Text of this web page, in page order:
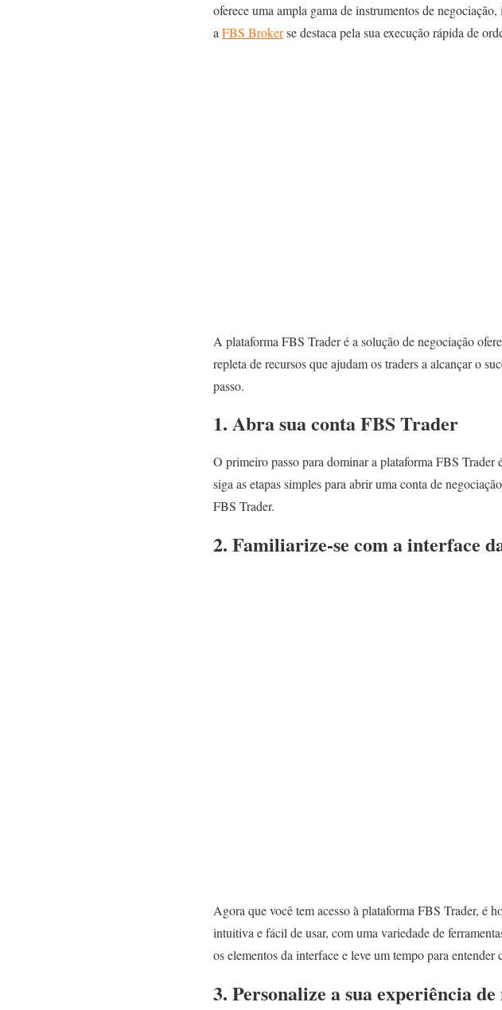
oferece uma ampla gama de instrumentos de
a FBS Brokerse destaca pela sua execução rápida de
A plataforma FBS Trader é a solução de negociação
repleta de recursos que ajudam os traders a alcançar o
passo.
1. Abra sua conta FBS Trader
O primeiro passo para dominar a plataforma FBS
siga as etapas simples para abrir uma conta de
FBS Trader.
2. Familiarize-se com a interface
Agora que você tem acesso à plataforma FBS Trader, é
intuitiva e fácil de usar, com uma variedade de
os elementos da interface e leve um tempo para
3. Personalize a sua experiência de